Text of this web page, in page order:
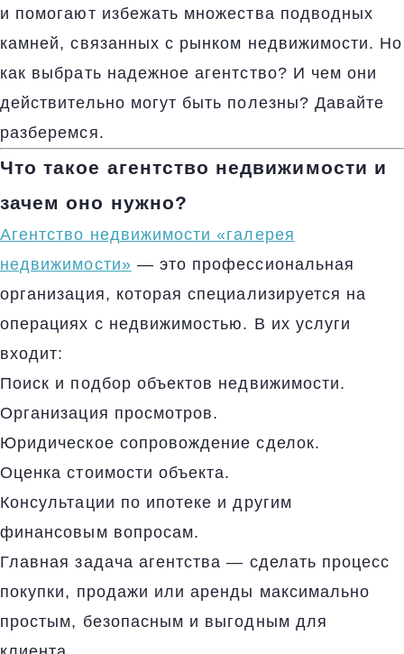
и помогают избежать множества подводных
камней, связанных с рынком недвижимости. Но
как выбрать надежное агентство? И чем они
действительно могут быть полезны? Давайте
разберемся.
Что такое агентство недвижимости и
зачем оно нужно?
Агентство недвижимости «галерея
недвижимости» — это профессиональная
организация, которая специализируется на
операциях с недвижимостью. В их услуги
входит:
Поиск и подбор объектов недвижимости.
Организация просмотров.
Юридическое сопровождение сделок.
Оценка стоимости объекта.
Консультации по ипотеке и другим
финансовым вопросам.
Главная задача агентства — сделать процесс
покупки, продажи или аренды максимально
простым, безопасным и выгодным для